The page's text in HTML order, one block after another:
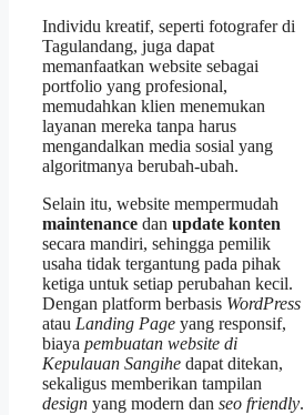
Individu kreatif, seperti fotografer di
Tagulandang, juga dapat
memanfaatkan website sebagai
portfolio yang profesional,
memudahkan klien menemukan
layanan mereka tanpa harus
mengandalkan media sosial yang
algoritmanya berubah‑ubah.
Selain itu, website mempermudah
maintenance dan update konten
secara mandiri, sehingga pemilik
usaha tidak tergantung pada pihak
ketiga untuk setiap perubahan kecil.
Dengan platform berbasis WordPress
atau Landing Page yang responsif,
biaya pembuatan website di
Kepulauan Sangihe dapat ditekan,
sekaligus memberikan tampilan
design yang modern dan seo friendly.